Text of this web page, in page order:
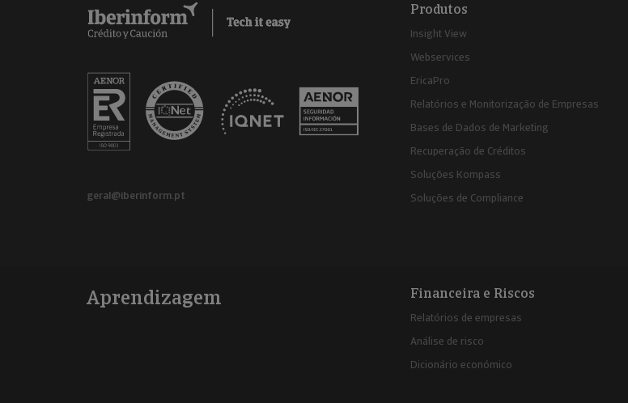
geral@iberinform.pt
Produtos
Insight View
Webservices
EricaPro
Relatórios e Monitorização de Empresas
Bases de Dados de Marketing
Recuperação de Créditos
Soluções Kompass
Soluções de Compliance
Aprendizagem Financeira e Riscos
Relatórios de empresas
Análise de risco
Dicionário económico